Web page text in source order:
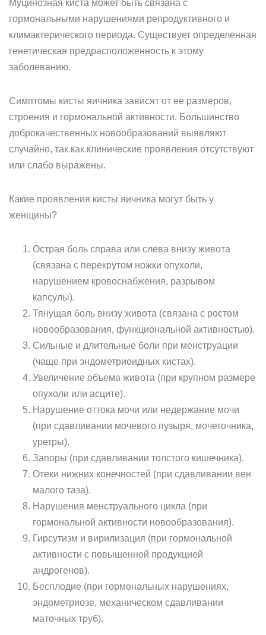
Муцинозная киста может быть связана с
гормональными нарушениями репродуктивного и
климактерического периода. Существует определенная
генетическая предрасположенность к этому
заболеванию.
Симптомы кисты яичника зависят от ее размеров,
строения и гормональной активности. Большинство
доброкачественных новообразований выявляют
случайно, так как клинические проявления отсутствуют
или слабо выражены.
Какие проявления кисты яичника могут быть у
женщины?
Острая боль справа или слева внизу живота
(связана с перекрутом ножки опухоли,
нарушением кровоснабжения, разрывом
капсулы).
Тянущая боль внизу живота (связана с ростом
новообразования, функциональной активностью).
Сильные и длительные боли при менструации
(чаще при эндометриоидных кистах).
Увеличение объема живота (при крупном размере
опухоли или асците).
Нарушение оттока мочи или недержание мочи
(при сдавливании мочевого пузыря, мочеточника,
уретры).
Запоры (при сдавливании толстого кишечника).
Отеки нижних конечностей (при сдавливании вен
малого таза).
Нарушения менструального цикла (при
гормональной активности новообразования).
Гирсутизм и вирилизация (при гормональной
активности с повышенной продукцией
андрогенов).
Бесплодие (при гормональных нарушениях,
эндометриозе, механическом сдавливании
маточных труб).